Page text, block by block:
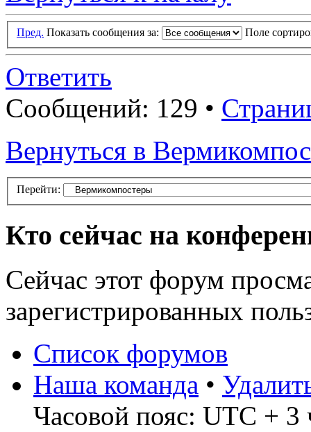
Пред. Показать сообщения за: Поле
Ответить
Сообщений: 129 •
Вернуться в
Перейти:
Кто сейчас на
Сейчас этот форум
зарегистрированных
Список форумов
Наша команда •
Часовой пояс: UTC + 3